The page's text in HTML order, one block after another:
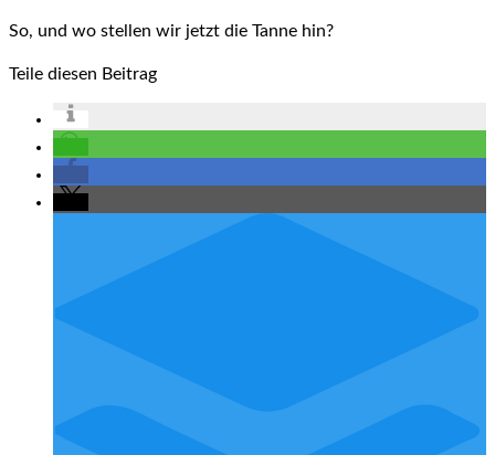
So, und wo stellen wir jetzt die Tanne hin?
Teile diesen Beitrag